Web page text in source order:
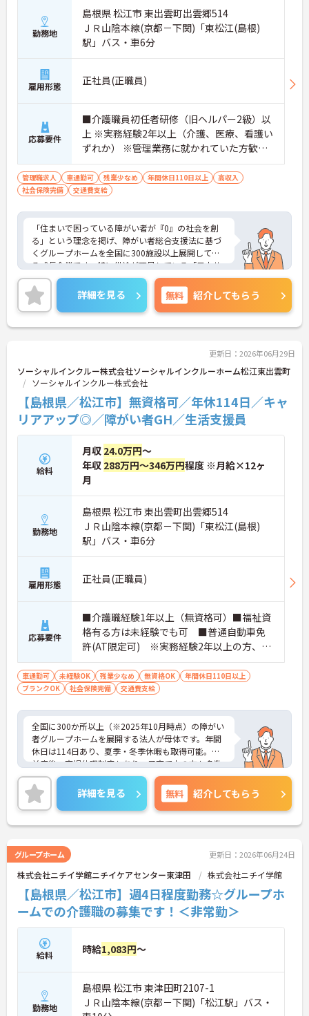
勤務地
島根県 松江市 東出雲町出雲郷514
ＪＲ山陰本線(京都－下関)「東松江(島根)
駅」バス・車6分
雇用形態 正社員(正職員)
応募要件
■介護職員初任者研修（旧ヘルパー2級）以
上 ※実務経験2年以上（介護、医療、看護い
ずれか） ※管理業務に就かれていた方歓迎
■普通自動車運転免許(AT限定可)
管理職求人 車通勤可 残業少なめ 年間休日110日以上
高収入
社会保険完備
交通費支給
「住まいで困っている障がい者が『0』の社会を創
る」という理念を掲げ、障がい者総合支援法に基づ
くグループホームを全国に300施設以上展開してい
る成長企業です。特に供給が不足している「日中サ
ービス支援型」に注力し、重度化・高齢化する障が
い者の方々が安心して暮らせる社会インフラの整備
に貢献しています。全施設がグループホーム用に新
築設計されており、バリアフリーやオートロックを
備えた安全な環境を提供しています。また、福祉業
組んでおり、請求業務や行政対応などの事務作業を
本社専門部署が一括で担うことで現場の負担を大き
く軽減しています。年間休日114日、月平均残業10
時間程度という実績に加え、明確な評価制度に基づ
くキャリアパスを用意することで、従業員満足度の
向上を実現しています。今後もグループホームの積
極的な展開を継続しながら、サービスの質とスタッ
フの働きがいの双方を高め続ける、社会貢献性と成
長性を兼ね備えた魅力的な法人です。
★おすすめPOINT★
ステップが用意されています。全国に施設を展開す
る成長企業だからこそ、実績に応じた新たなポジシ
ョンへの挑戦が叶います。
ます。これにより、ご入居者様へのサービス向上や
スタッフが働きやすい環境づくりにしっかりと時間
を投資することができます。
・年間休日114日の実績に加え、全社平均の月間残
業時間は10時間程度と少なめです。ご自身の生活も
大切にしながら、メリハリをつけて長期的にキャリ
アを深めていくことが可能です。
・定年が70歳まで、再雇用制度で75歳まで設定され
ており、シニア世代になっても長く安定して働ける
基盤があります。また、車・バイク通勤の方に向け
制度（リファラル）、インフルエンザ手当といった
細やかなサポートも充実しています。
詳細を見る 無料 紹介してもらう
更新日：2026年06月29日
ソーシャルインクルー株式会社ソーシャルインクルーホーム松江東出雲町
ソーシャルインクルー株式会社
【島根県／松江市】無資格可／年休114日／キャ
リアアップ◎／障がい者GH／生活支援員
給料
月収 24.0万円～
年収 288万円～346万円程度 ※月給×12ヶ
月
勤務地
島根県 松江市 東出雲町出雲郷514
ＪＲ山陰本線(京都－下関)「東松江(島根)
駅」バス・車6分
雇用形態 正社員(正職員)
応募要件
■介護職経験1年以上（無資格可）■福祉資
格有る方は未経験でも可 ■普通自動車免
許(AT限定可) ※実務経験2年以上の方、障
がい者福祉に関する経験をお持ちの方大歓
迎
車通勤可 未経験OK 残業少なめ 無資格OK
年間休日110日以上
ブランクOK
社会保険完備 交通費支給
全国に300か所以上（※2025年10月時点）の障がい
者グループホームを展開する法人が母体です。年間
休日は114日あり、夏季・冬季休暇も取得可能。産
前産後・育児休暇制度もあり、子育て中の方も多数
活躍中で、ワークライフバランスを大切にしながら
働ける環境が整っています。研修制度や外部勉強会
の受講支援もあり、スキルアップもしっかりサポー
ト。将来的には管理者やエリアマネージャーへのキ
ャリアアップも目指せます。20代から60代まで幅広
の職場です。介護経験を活かしたい方、福祉の資格
をお持ちの方、安定した法人でキャリアを築きたい
方におすすめです。
★おすすめPOINT★
・生活支援員からスタートし、サービス管理責任者
やエリアマネージャーへと続く明確なステップアッ
プの道筋が用意されています。急成長中の企業であ
るためポストも豊富にあり、専門性を高めながらマ
ネジメント職への挑戦も視野に入れていただけま
・年間休日114日、残業月平均10時間程度という就
業環境に加え、産前産後休暇や育児休暇制度がしっ
かりと整備されています。オンとオフの切り替えを
詳細を見る 無料 紹介してもらう
グループホーム 更新日：2026年06月24日
株式会社ニチイ学館ニチイケアセンター東津田 株式会社ニチイ学館
【島根県／松江市】週4日程度勤務☆グループホ
ームでの介護職の募集です！＜非常勤＞
給料 時給1,083円～
勤務地
島根県 松江市 東津田町2107-1
ＪＲ山陰本線(京都－下関)「松江駅」バス・